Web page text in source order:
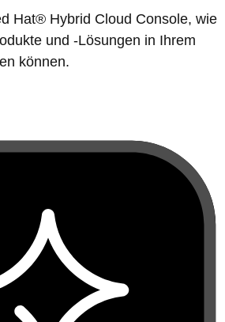
Hat® Hybrid Cloud Console, wie
und -Lösungen in Ihrem
können.